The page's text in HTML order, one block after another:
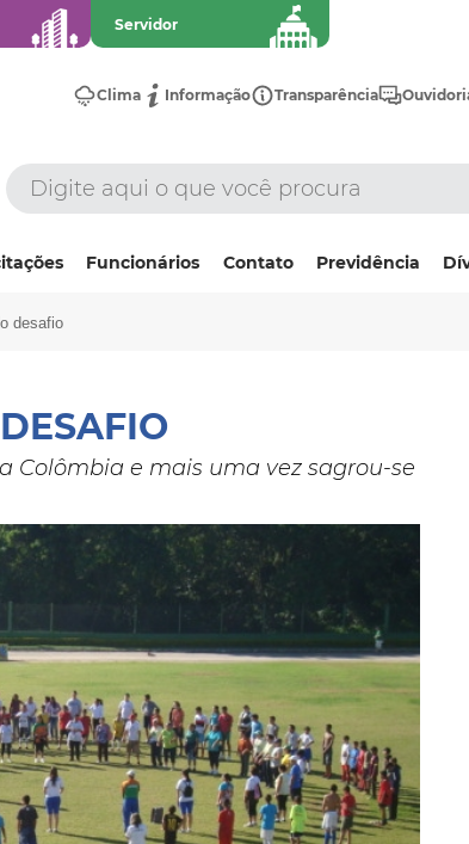
Servidor
Clima Informação Transparência
Funcionários Contato Previdência
desafio
Colômbia e mais uma vez sagrou-se